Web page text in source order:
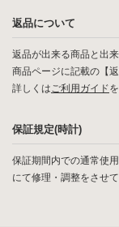
返品について
返品が出来る商品と出
商品ページに記載の【
詳しくはご利用ガイド
保証規定(時計)
保証期間内での通常使
にて修理・調整をさせ